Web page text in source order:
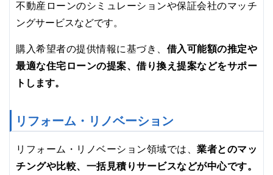
不動産ローンのシミュレーションや保証会社のマッチ
ングサービスなどです。
購入希望者の提供情報に基づき、 借入可能額の推定や
最適な住宅ローンの提案、借り換え提案などをサポー
トします。
リフォーム・リノベーション
リフォーム・リノベーション領域では、業者とのマッ
チングや比較、一括見積りサービスなどが中心です。